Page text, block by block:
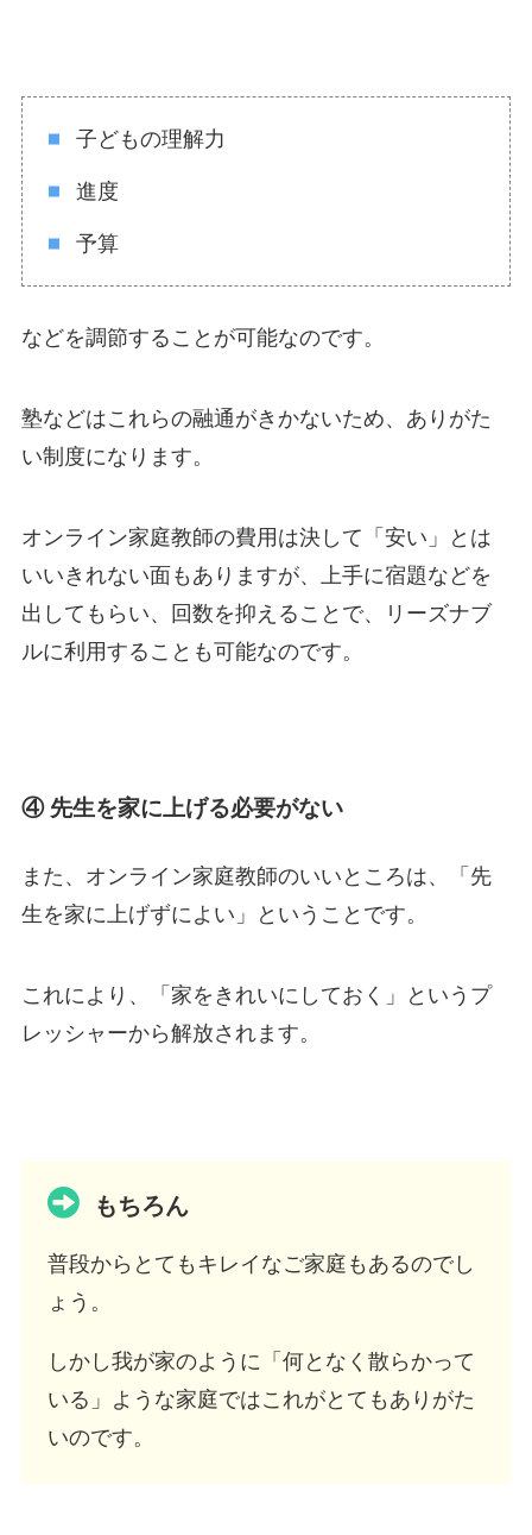
子どもの理解力
進度
予算
などを調節することが可能なのです。
塾などはこれらの融通がきかないため、ありがた
い制度になります。
オンライン家庭教師の費用は決して「安い」とは
いいきれない面もありますが、上手に宿題などを
出してもらい、回数を抑えることで、リーズナブ
ルに利用することも可能なのです。
④ 先生を家に上げる必要がない
また、オンライン家庭教師のいいところは、「先
生を家に上げずによい」ということです。
これにより、「家をきれいにしておく」というプ
レッシャーから解放されます。
もちろん
普段からとてもキレイなご家庭もあるのでし
ょう。
しかし我が家のように「何となく散らかって
いる」ような家庭ではこれがとてもありがた
いのです。